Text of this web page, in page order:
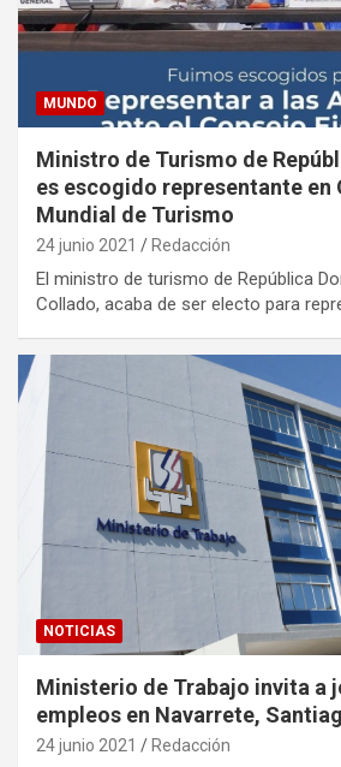
MUNDO
Ministro de Turismo de
es escogido representante en
Mundial de Turismo
24 junio 2021 Redacción
El ministro de turismo de República
Collado, acaba de ser electo para
NOTICIAS
Ministerio de Trabajo invita a
empleos en Navarrete,
24 junio 2021 Redacción